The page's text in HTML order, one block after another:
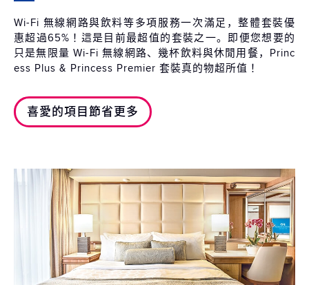
Wi-Fi 無線網路與飲料等多項服務一次滿足，整體套裝優
惠超過65%！這是目前最超值的套裝之一。即便您想要的
只是無限量 Wi-Fi 無線網路、幾杯飲料與休閒用餐，Princ
ess Plus & Princess Premier 套裝真的物超所值！
喜愛的項目節省更多